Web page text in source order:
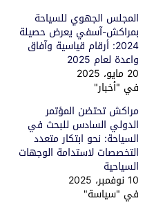
المجلس الجهوي للسياحة
بمراكش-آسفي يعرض حصيلة
2024: أرقام قياسية وآفاق
واعدة لعام 2025
20 مايو، 2025
في "أخبار"
مراكش تحتضن المؤتمر
الدولي السادس للبحث في
السياحة: نحو ابتكار متعدد
التخصصات لاستدامة الوجهات
السياحية
10 نوفمبر، 2025
في "سياسة"